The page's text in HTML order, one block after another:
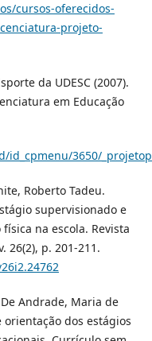
cursos-oferecidos-
projeto-
da UDESC (2007).
em Educação
3650/
Roberto Tadeu.
supervisionado e
na escola. Revista
26(2), p. 201-211.
Andrade, Maria de
orientação dos estágios